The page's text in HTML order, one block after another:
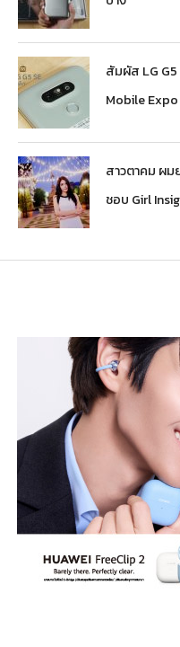
สัมผัส LG G5
Mobile Expo
สาวตาคม ผม
ชอบ Girl